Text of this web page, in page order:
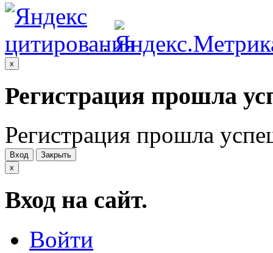
.
x
Регистрация прошла
Регистрация прошла
Вход
Закрыть
x
Вход на сайт.
Войти